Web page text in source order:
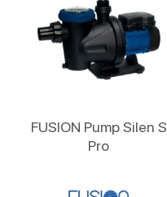
FUSION Pump Silen S
Pro